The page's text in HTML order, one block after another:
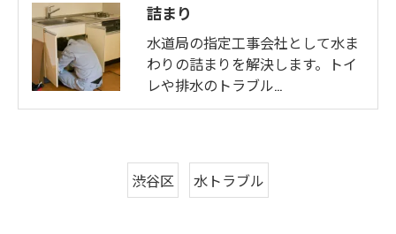
詰まり
水道局の指定工事会社として水ま
わりの詰まりを解決します。トイ
レや排水のトラブル…
渋谷区 水トラブル